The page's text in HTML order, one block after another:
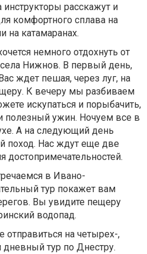
расскажут и
комфортного сплава на
на катамаранах.
немного отдохнуть от
Нижнов. В первый день,
ждет пешая, через луг, на
К вечеру мы разбиваем
искупаться и порыбачить,
полезный ужин. Ночуем все в
А на следующий день
поход. Нас ждут еще две
достопримечательностей.
в Ивано-
тур покажет вам
Вы увидите пещеру
водопад.
на четырех-,
дневный тур по Днестру.